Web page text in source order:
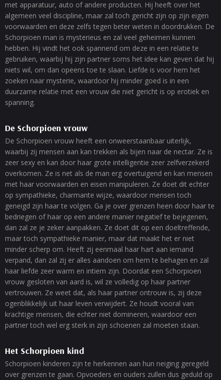
met apparatuur, auto of andere producten. Hij heeft over het
algemeen veel discipline, maar zal toch gericht zijn op zijn eigen
voorwaarden en deze zelfs tegen beter weten in doordrukken. De
Schorpioen man is mysterieus en zal veel geheimen kunnen
hebben. Hij vindt het ook spannend om deze in een relatie te
gebruiken, waarbij hij zijn partner soms het idee kan geven dat hij
niets wil, om dan opeens toe te slaan. Liefde is voor hem het
zoeken naar mysterie, waardoor hij minder goed is in een
duurzame relatie met een vrouw die niet gericht is op erotiek en
spanning.
De Schorpioen vrouw
De Schorpioen vrouw heeft een onweerstaanbaar uiterlijk,
waarbij zij mensen aan kan trekken als bijen naar de nectar. Ze is
zeer sexy en kan door haar grote intelligentie zeer zelfverzekerd
overkomen. Ze is net als de man erg overtuigend en kan mensen
met haar voorwaarden en eisen manipuleren. Ze doet dit echter
op sympathieke, charmante wijze, waardoor mensen toch
geneigd zijn haar te volgen. Ga je over grenzen heen door haar te
bedriegen of haar op een andere manier negatief te bejegenen,
dan zal ze je zeker aanpakken. Ze doet dit op een doeltreffende,
maar toch sympathieke manier, maar dat maakt het er niet
minder scherp om. Heeft zij eenmaal haar hart aan iemand
verpand, dan zal zij er alles aandoen om hem te behagen en zal
haar liefde zeer warm en intiem zijn. Doordat een Schorpioen
vrouw gesloten van aard is, wil ze volledig op haar partner
vertrouwen. Ze weet dat, als haar partner ontrouw is, zij deze
ogenblikkelijk uit haar leven verwijdert. Ze houdt vooral van
krachtige mensen, die echter niet domineren, waardoor een
partner toch wel erg sterk in zijn schoenen zal moeten staan.
Het Schorpioen kind
Schorpioen kinderen zijn te herkennen aan hun neiging geregeld
over grenzen te gaan. Opvoeders en ouders zullen dus geduld op